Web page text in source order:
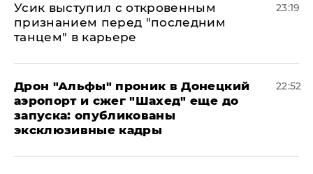
Усик выступил с откровенным
признанием перед "последним
танцем" в карьере
23:19
Дрон "Альфы" проник в Донецкий
аэропорт и сжег "Шахед" еще до
запуска: опубликованы
эксклюзивные кадры
22:52